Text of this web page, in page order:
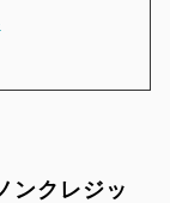
ンクレジッ